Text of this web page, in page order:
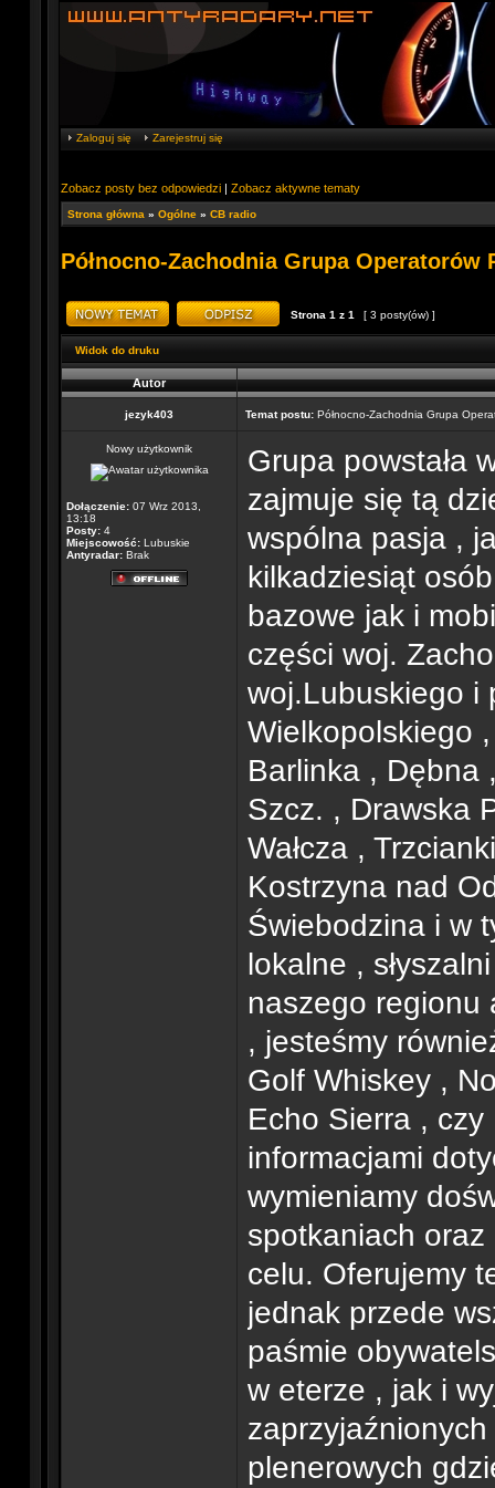
Zaloguj się Zarejestruj się
Zobacz posty bez odpowiedzi | Zobacz aktywne tematy
Strona główna » Ogólne » CB radio
Północno-Zachodnia Grupa Operatorów
Strona 1 z 1 [ 3 posty(ów) ]
Widok do druku
Autor
jezyk403 Temat postu: Północno-Zachodnia Grupa
Nowy użytkownik
Dołączenie: 07 Wrz 2013,
13:18
Posty: 4
Miejscowość: Lubuskie
Antyradar: Brak
Grupa powstała
zajmuje się tą
wspólna pasja ,
kilkadziesiąt
bazowe jak i
części woj.
woj.Lubuskiego i
Wielkopolskiego
Barlinka , Dębna
Szcz. , Drawska
Wałcza ,
Kostrzyna nad
Świebodzina i w
lokalne ,
naszego regionu
, jesteśmy
Golf Whiskey ,
Echo Sierra ,
informacjami
wymieniamy
spotkaniach
celu. Oferujemy
jednak przede
paśmie
w eterze , jak i
plenerowych